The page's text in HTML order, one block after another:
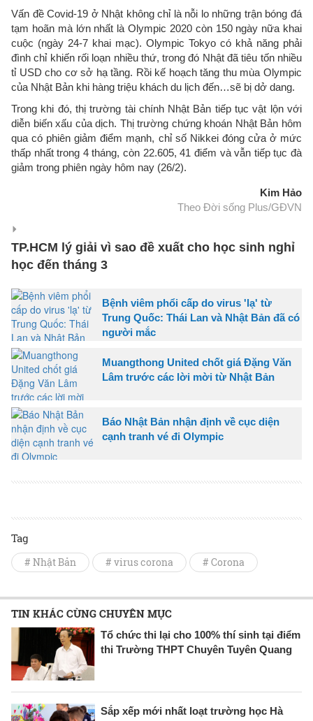
Vấn đề Covid-19 ở Nhật không chỉ là nỗi lo những trận bóng đá
tạm hoãn mà lớn nhất là Olympic 2020 còn 150 ngày nữa khai
cuộc (ngày 24-7 khai mạc). Olympic Tokyo có khả năng phải
đình chỉ khiến rối loạn nhiều thứ, trong đó Nhật đã tiêu tốn nhiều
tỉ USD cho cơ sở hạ tầng. Rồi kế hoạch tăng thu mùa Olympic
của Nhật Bản khi hàng triệu khách du lịch đến…sẽ bị dở dang.
Trong khi đó, thị trường tài chính Nhật Bản tiếp tục vật lộn với
diễn biến xấu của dịch. Thị trường chứng khoán Nhật Bản hôm
qua có phiên giảm điểm mạnh, chỉ số Nikkei đóng cửa ở mức
thấp nhất trong 4 tháng, còn 22.605, 41 điểm và vẫn tiếp tục đà
giảm trong phiên ngày hôm nay (26/2).
Kim Hảo
Theo Đời sống Plus/GĐVN
TP.HCM lý giải vì sao đề xuất cho học sinh nghỉ
học đến tháng 3
Bệnh viêm phổi cấp do virus 'lạ' từ
Trung Quốc: Thái Lan và Nhật Bản đã có
người mắc
Muangthong United chốt giá Đặng Văn
Lâm trước các lời mời từ Nhật Bản
Báo Nhật Bản nhận định về cục diện
cạnh tranh vé đi Olympic
Tag
# Nhật Bản # virus corona # Corona
TIN KHÁC CÙNG CHUYÊN MỤC
Tổ chức thi lại cho 100% thí sinh tại điểm
thi Trường THPT Chuyên Tuyên Quang
Sắp xếp mới nhất loạt trường học Hà